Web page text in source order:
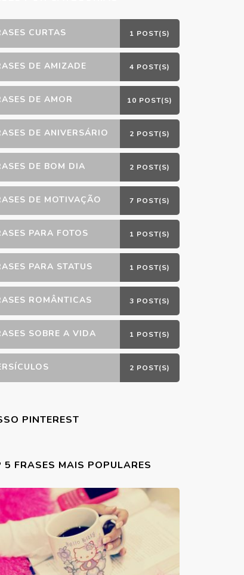
CURTAS 1 POST(S)
DE AMIZADE 4 POST(S)
DE AMOR 10 POST(S)
DE ANIVERSÁRIO 2 POST(S)
DE BOM DIA 2 POST(S)
DE MOTIVAÇÃO 7 POST(S)
PARA FOTOS 1 POST(S)
PARA STATUS 1 POST(S)
ROMÂNTICAS 3 POST(S)
SOBRE A VIDA 1 POST(S)
2 POST(S)
PINTEREST
5 FRASES MAIS POPULARES